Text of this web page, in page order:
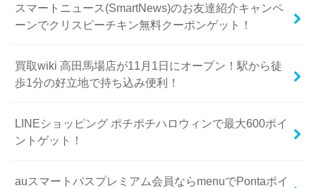
スマートニュース(SmartNews)のお友達紹介キャンペ
ーンでクリスピーチキン無料クーポンゲット！
買取wiki 高田馬場店が11月1日にオープン！駅から徒
歩1分の好立地で持ち込み便利！
LINEショッピング ポチポチハロウィンで最大600ポイ
ントゲット！
auスマートパスプレミアム会員ならmenuでPontaポイ